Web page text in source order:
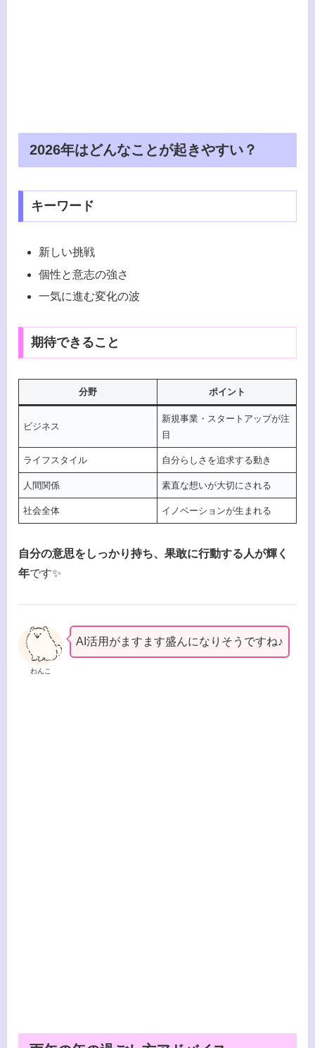
2026年はどんなことが起きやすい？
キーワード
新しい挑戦
個性と意志の強さ
一気に進む変化の波
期待できること
分野 ポイント
ビジネス
新規事業・スタートアップが注
目
ライフスタイル 自分らしさを追求する動き
人間関係 素直な想いが大切にされる
社会全体 イノベーションが生まれる
自分の意思をしっかり持ち、果敢に行動する人が輝く
年です✨
わんこ
AI活用がますます盛んになりそうですね♪